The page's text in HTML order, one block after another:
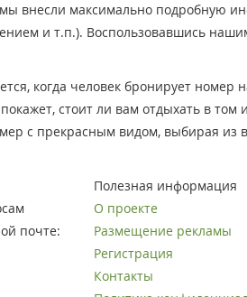
внесли максимально подробную
и т.п.). Воспользовавшись
когда человек бронирует номер
стоит ли вам отдыхать в
с прекрасным видом, выбирая из
Полезная информация
О проекте
Размещение рекламы
Регистрация
Контакты
почте: